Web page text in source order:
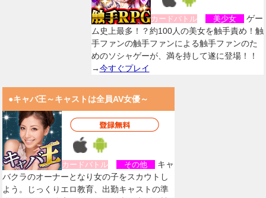
カードバトル 美少女
ゲー
ム史上最多！？約100人の美女を触手責め！触
手ファンの触手ファンによる触手ファンのた
めのソシャゲーが、満を持して遂に登場！！
→今すぐプレイ
●キャバ王～キャストは全員AV女優～
カードバトル その他
キャ
バクラのオーナーとなり女の子をスカウトし
よう。じっくりエロ教育、出勤キャストの準